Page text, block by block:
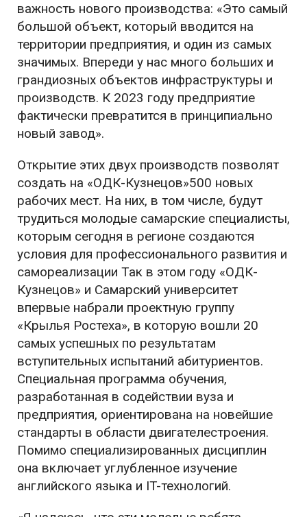
важность нового производства: «Это самый
большой объект, который вводится на
территории предприятия, и один из самых
значимых. Впереди у нас много больших и
грандиозных объектов инфраструктуры и
производств. К 2023 году предприятие
фактически превратится в принципиально
новый завод».
Открытие этих двух производств позволят
создать на «ОДК-Кузнецов»500 новых
рабочих мест. На них, в том числе, будут
трудиться молодые самарские специалисты,
которым сегодня в регионе создаются
условия для профессионального развития и
самореализации Так в этом году «ОДК-
Кузнецов» и Самарский университет
впервые набрали проектную группу
«Крылья Ростеха», в которую вошли 20
самых успешных по результатам
вступительных испытаний абитуриентов.
Специальная программа обучения,
разработанная в содействии вуза и
предприятия, ориентирована на новейшие
стандарты в области двигателестроения.
Помимо специализированных дисциплин
она включает углубленное изучение
английского языка и IT-технологий.